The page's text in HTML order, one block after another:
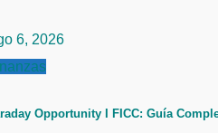
6, 2026
Opportunity I FICC: Guía